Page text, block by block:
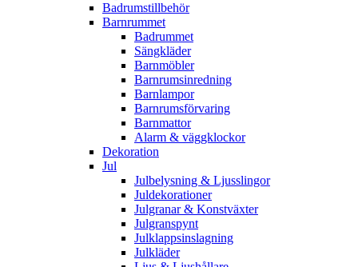
Badrumstillbehör
Barnrummet
Badrummet
Sängkläder
Barnmöbler
Barnrumsinredning
Barnlampor
Barnrumsförvaring
Barnmattor
Alarm & väggklockor
Dekoration
Jul
Julbelysning & Ljusslingor
Juldekorationer
Julgranar & Konstväxter
Julgranspynt
Julklappsinslagning
Julkläder